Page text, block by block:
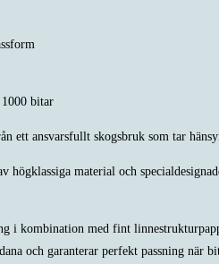
bitar
ett ansvarsfullt skogsbruk som tar
material och
i kombination med fint
och garanterar perfekt passning